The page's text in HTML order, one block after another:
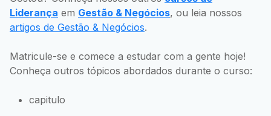
Liderança em Gestão & Negócios, ou leia nossos
artigos de Gestão & Negócios.
Matricule-se e comece a estudar com a gente hoje!
Conheça outros tópicos abordados durante o curso:
capitulo